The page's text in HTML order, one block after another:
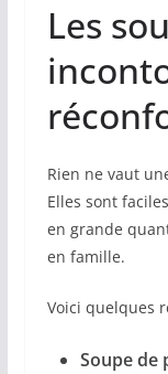
Les
Rien ne vaut
Elles sont
en grande
en famille.
Voici quelques
Soupe de